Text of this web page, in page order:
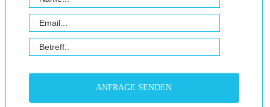
ANFRAGE SENDEN